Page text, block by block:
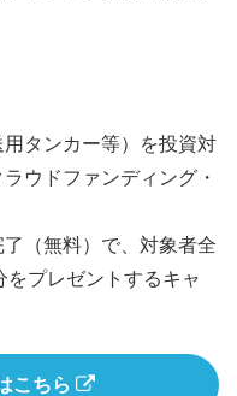
タンカー等）を投資対
ウドファンディング・
（無料）で、対象者全
をプレゼントするキャ
こちら